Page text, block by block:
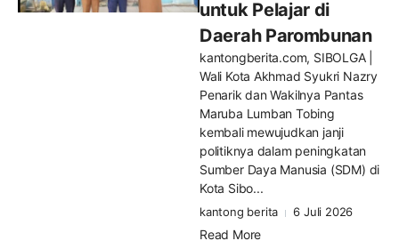
untuk Pelajar di
Daerah Parombunan
kantongberita.com, SIBOLGA |
Wali Kota Akhmad Syukri Nazry
Penarik dan Wakilnya Pantas
Maruba Lumban Tobing
kembali mewujudkan janji
politiknya dalam peningkatan
Sumber Daya Manusia (SDM) di
Kota Sibo...
kantong berita 6 Juli 2026
Read More